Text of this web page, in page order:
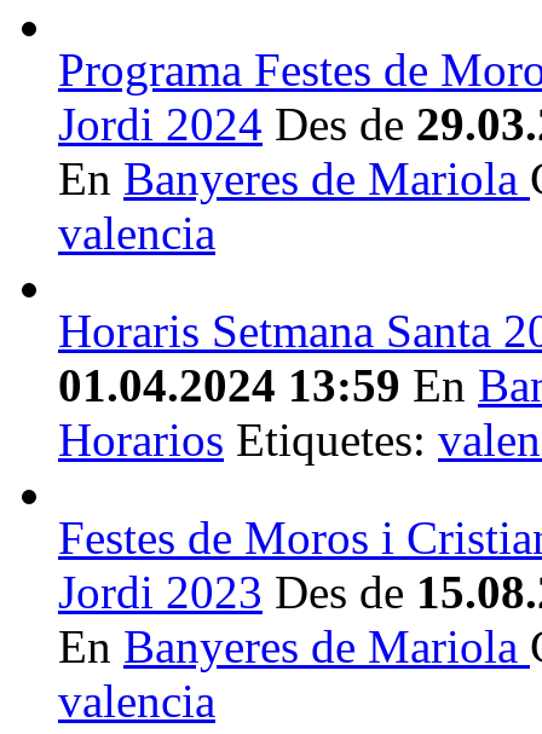
Programa Festes de
Jordi 2024 Des de
En Banyeres de Mariola
valencia
Horaris Setmana Santa
01.04.2024 13:59 En
Horarios Etiquetes:
Festes de Moros i
Jordi 2023 Des de
En Banyeres de Mariola
valencia